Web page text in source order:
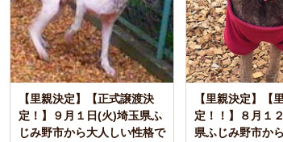
【里親決定】【正式譲渡決
定！】９月１日(火)埼玉県ふ
じみ野市から大人しい性格で
【里親決定】【
定！！】８月１
県ふじみ野市か